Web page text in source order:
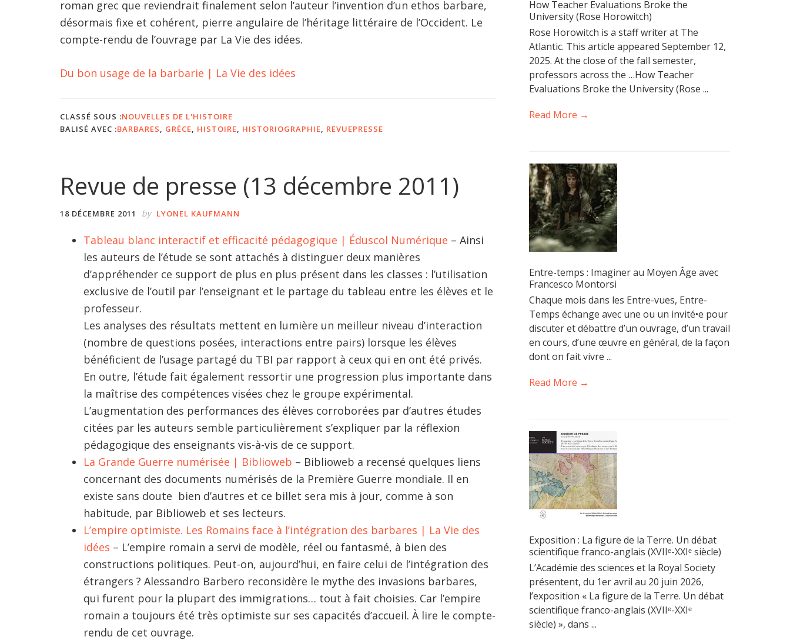
roman grec que reviendrait finalement selon l’auteur l’invention d’un ethos barbare,
désormais fixe et cohérent, pierre angulaire de l’héritage littéraire de l’Occident. Le
compte-rendu de l’ouvrage par La Vie des idées.
Du bon usage de la barbarie | La Vie des idées
CLASSÉ SOUS :NOUVELLES DE L'HISTOIRE
BALISÉ AVEC :BARBARES GRÈCE HISTOIRE HISTORIOGRAPHIE REVUEPRESSE
Revue de presse (13 décembre 2011)
18 DÉCEMBRE 2011 by LYONEL KAUFMANN
Tableau blanc interactif et efficacité pédagogique | Éduscol Numérique – Ainsi
les auteurs de l’étude se sont attachés à distinguer deux manières
d’appréhender ce support de plus en plus présent dans les classes : l’utilisation
exclusive de l’outil par l’enseignant et le partage du tableau entre les élèves et le
professeur.
Les analyses des résultats mettent en lumière un meilleur niveau d’interaction
(nombre de questions posées, interactions entre pairs) lorsque les élèves
bénéficient de l’usage partagé du TBI par rapport à ceux qui en ont été privés.
En outre, l’étude fait également ressortir une progression plus importante dans
la maîtrise des compétences visées chez le groupe expérimental.
L’augmentation des performances des élèves corroborées par d’autres études
citées par les auteurs semble particulièrement s’expliquer par la réflexion
pédagogique des enseignants vis-à-vis de ce support.
La Grande Guerre numérisée | Biblioweb – Biblioweb a recensé quelques liens
concernant des documents numérisés de la Première Guerre mondiale. Il en
existe sans doute bien d’autres et ce billet sera mis à jour, comme à son
habitude, par Biblioweb et ses lecteurs.
L’empire optimiste. Les Romains face à l’intégration des barbares | La Vie des
idées – L’empire romain a servi de modèle, réel ou fantasmé, à bien des
constructions politiques. Peut-on, aujourd’hui, en faire celui de l’intégration des
étrangers ? Alessandro Barbero reconsidère le mythe des invasions barbares,
qui furent pour la plupart des immigrations… tout à fait choisies. Car l’empire
romain a toujours été très optimiste sur ses capacités d’accueil. À lire le compte-
rendu de cet ouvrage.
How Teacher Evaluations Broke the
University (Rose Horowitch)
Rose Horowitch is a staff writer at The
Atlantic. This article appeared September 12,
2025. At the close of the fall semester,
professors across the …How Teacher
Evaluations Broke the University (Rose ...
Read More →
Entre-temps : Imaginer au Moyen Âge avec
Francesco Montorsi
Chaque mois dans les Entre-vues, Entre-
Temps échange avec une ou un invité•e pour
discuter et débattre d’un ouvrage, d’un travail
en cours, d’une œuvre en général, de la façon
dont on fait vivre ...
Read More →
Exposition : La figure de la Terre. Un débat
scientifique franco-anglais (XVIIᵉ-XXIᵉ siècle)
L’Académie des sciences et la Royal Society
présentent, du 1er avril au 20 juin 2026,
l’exposition « La figure de la Terre. Un débat
scientifique franco-anglais (XVIIᵉ-XXIᵉ
siècle) », dans ...